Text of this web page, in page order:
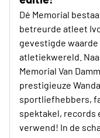
Dé Memorial
betreurde atleet
gevestigde
atletiekwereld.
Memorial Van
prestigieuze
sportliefhebbers,
spektakel, records
verwend! In de